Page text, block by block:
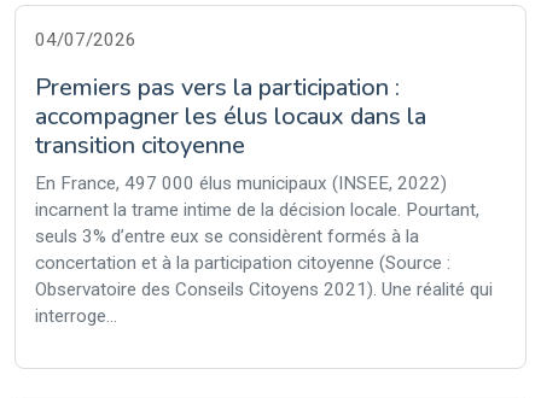
04/07/2026
Premiers pas vers la participation :
accompagner les élus locaux dans la
transition citoyenne
En France, 497 000 élus municipaux (INSEE, 2022)
incarnent la trame intime de la décision locale. Pourtant,
seuls 3% d’entre eux se considèrent formés à la
concertation et à la participation citoyenne (Source :
Observatoire des Conseils Citoyens 2021). Une réalité qui
interroge...